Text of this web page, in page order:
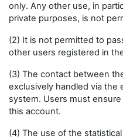
only. Any other use, in
private purposes, is not
(2) It is not permitted to
other users registered in
(3) The contact between
exclusively handled via the
system. Users must
this account.
(4) The use of the